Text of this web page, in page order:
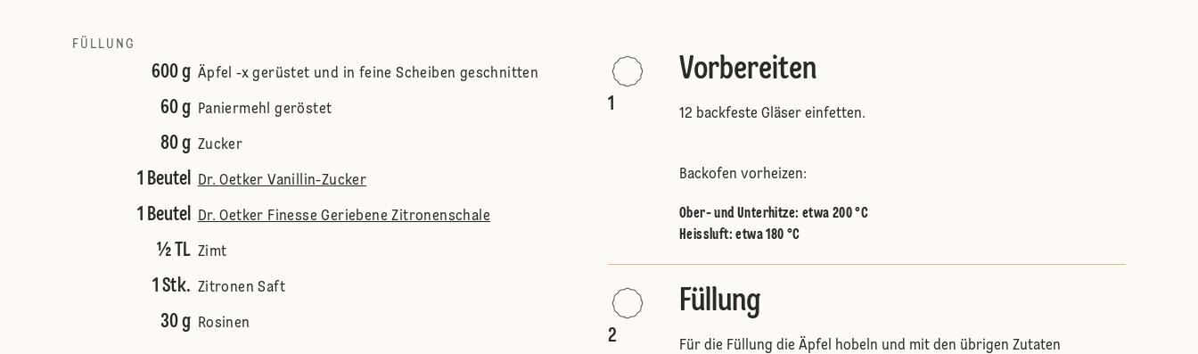
FÜLLUNG
600 g Äpfel -x gerüstet und in feine Scheiben geschnitten
60 g Paniermehl geröstet
80 g Zucker
1 Beutel Dr. Oetker Vanillin-Zucker
1 Beutel Dr. Oetker Finesse Geriebene Zitronenschale
½ TL Zimt
1 Stk. Zitronen Saft
30 g Rosinen
1
Vorbereiten
12 backfeste Gläser einfetten.
Backofen vorheizen:
Ober- und Unterhitze: etwa 200 °C
Heissluft: etwa 180 °C
2
Füllung
Für die Füllung die Äpfel hobeln und mit den übrigen Zutaten